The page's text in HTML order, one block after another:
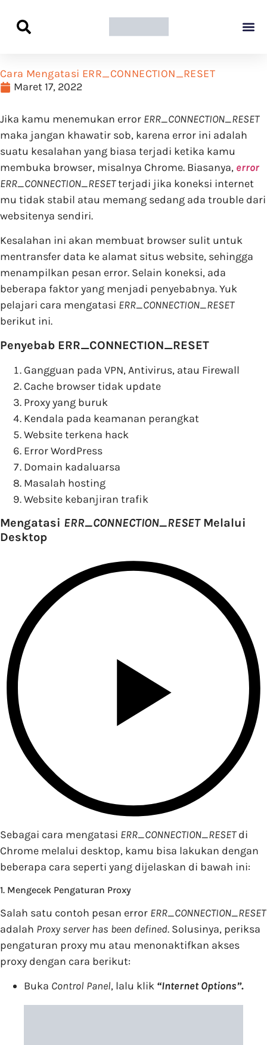
Cara Mengatasi ERR_CONNECTION_RESET
Maret 17, 2022
Jika kamu menemukan error ERR_CONNECTION_RESET
maka jangan khawatir sob, karena error ini adalah
suatu kesalahan yang biasa terjadi ketika kamu
membuka browser, misalnya Chrome. Biasanya, error
ERR_CONNECTION_RESETterjadi jika koneksi internet
mu tidak stabil atau memang sedang ada trouble dari
websitenya sendiri.
Kesalahan ini akan membuat browser sulit untuk
mentransfer data ke alamat situs website, sehingga
menampilkan pesan error. Selain koneksi, ada
beberapa faktor yang menjadi penyebabnya. Yuk
pelajari cara mengatasi ERR_CONNECTION_RESET
berikut ini.
Penyebab ERR_CONNECTION_RESET
Gangguan pada VPN, Antivirus, atau Firewall
Cache browser tidak update
Proxy yang buruk
Kendala pada keamanan perangkat
Website terkena hack
Error WordPress
Domain kadaluarsa
Masalah hosting
Website kebanjiran trafik
Mengatasi ERR_CONNECTION_RESETMelalui
Desktop
Sebagai cara mengatasi ERR_CONNECTION_RESETdi
Chrome melalui desktop, kamu bisa lakukan dengan
beberapa cara seperti yang dijelaskan di bawah ini:
1. Mengecek Pengaturan Proxy
Salah satu contoh pesan error ERR_CONNECTION_RESET
adalah Proxy server has been defined. Solusinya, periksa
pengaturan proxy mu atau menonaktifkan akses
proxy dengan cara berikut:
Buka Control Panel, lalu klik “Internet Options”.